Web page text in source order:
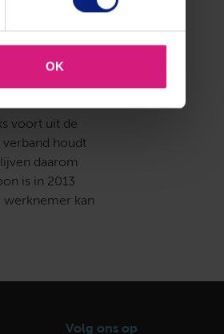
OK
Het hof
belast
daarom als
voort uit de
houdt
daarom
is in 2013
werknemer kan
Volg ons op